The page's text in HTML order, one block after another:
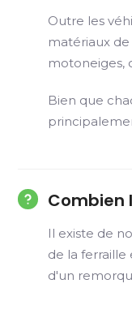
Outre les
matériaux
motoneiges,
Bien que
Combien
Il existe de
de la
d'un